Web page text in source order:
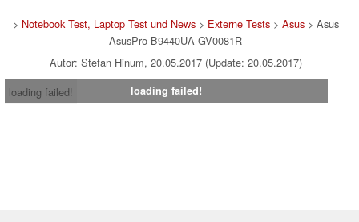
> Notebook Test, Laptop Test und News> Externe Tests> Asus> Asus
AsusPro B9440UA-GV0081R
Autor: Stefan Hinum, 20.05.2017 (Update: 20.05.2017)
loading failed!
loading failed!